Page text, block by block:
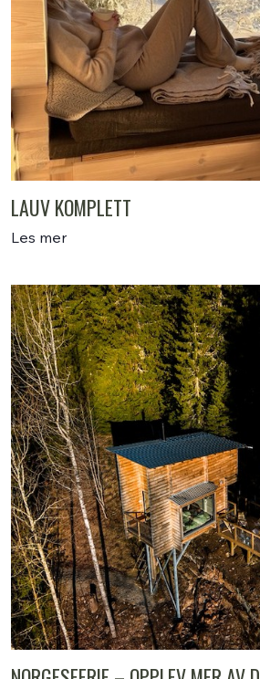
LAUV KOMPLETT
Les mer